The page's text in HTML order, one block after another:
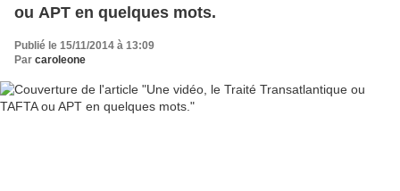
ou APT en quelques mots.
Publié le 15/11/2014 à 13:09
Par caroleone